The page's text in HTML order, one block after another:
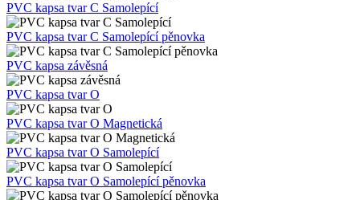
PVC samolepící kapsa tvar U
PVC kapsa tvar C
PVC kapsa tvar C Magnetická
PVC kapsa tvar C Samolepící
PVC kapsa tvar C Samolepící pěnovka
PVC kapsa závěsná